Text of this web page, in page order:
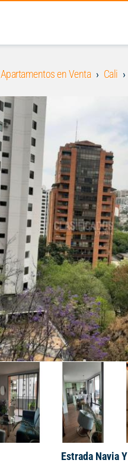
Apartamentos en Venta Cali
Estrada Navia